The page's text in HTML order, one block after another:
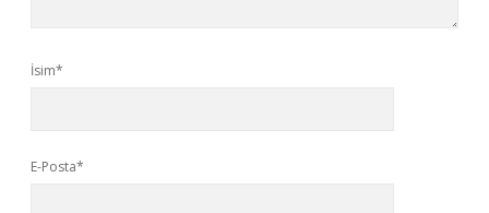
İsim*
E-Posta*